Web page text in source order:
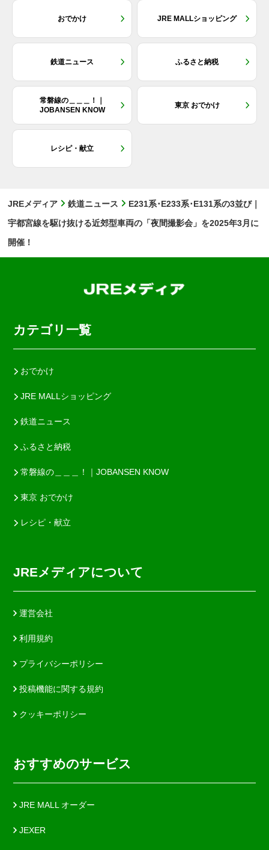
おでかけ JRE MALLショッピング
鉄道ニュース ふるさと納税
常磐線の＿＿＿！｜
JOBANSEN KNOW
東京 おでかけ
レシピ・献立
JREメディア 鉄道ニュース
E231系･E233系･E131系の3並び｜
宇都宮線を駆け抜ける近郊型車両の「夜間撮影会」を2025年3月に
開催！
カテゴリ一覧
おでかけ
JRE MALLショッピング
鉄道ニュース
ふるさと納税
常磐線の＿＿＿！｜JOBANSEN KNOW
東京 おでかけ
レシピ・献立
JREメディアについて
運営会社
利用規約
プライバシーポリシー
投稿機能に関する規約
クッキーポリシー
おすすめのサービス
JRE MALL オーダー
JEXER